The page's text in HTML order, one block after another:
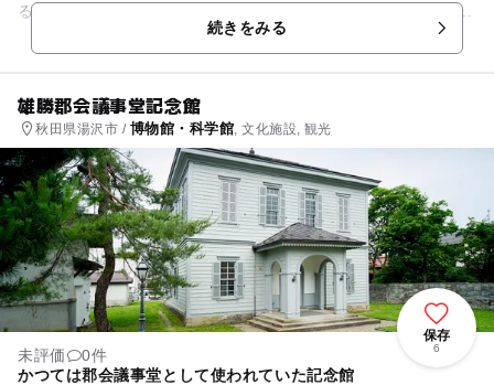
るスポットとなっています。 広々とした館内には、電子機器の
続きをみる
雄勝郡会議事堂記念館
秋田県湯沢市 / 博物館・科学館 , 文化施設, 観光
保存
6
未評価
0件
かつては郡会議事堂として使われていた記念館